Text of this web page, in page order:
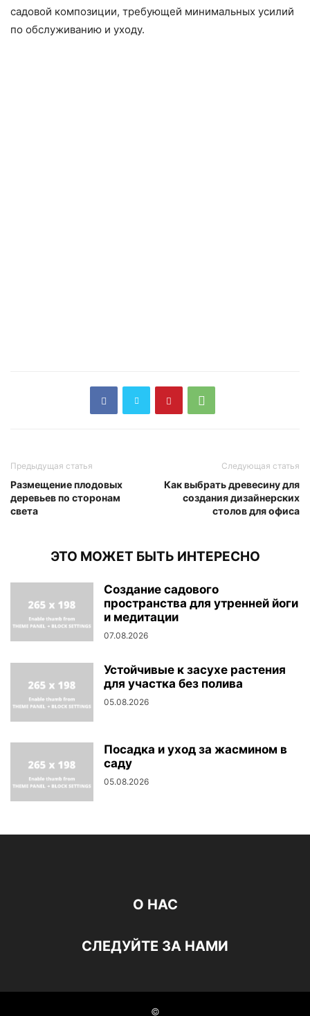
садовой композиции, требующей минимальных усилий
по обслуживанию и уходу.
Предыдущая статья
Размещение плодовых
деревьев по сторонам
света
Следующая статья
Как выбрать древесину для
создания дизайнерских
столов для офиса
ЭТО МОЖЕТ БЫТЬ ИНТЕРЕСНО
Создание садового
пространства для утренней йоги
и медитации
07.08.2026
Устойчивые к засухе растения
для участка без полива
05.08.2026
Посадка и уход за жасмином в
саду
05.08.2026
О НАС
СЛЕДУЙТЕ ЗА НАМИ
©